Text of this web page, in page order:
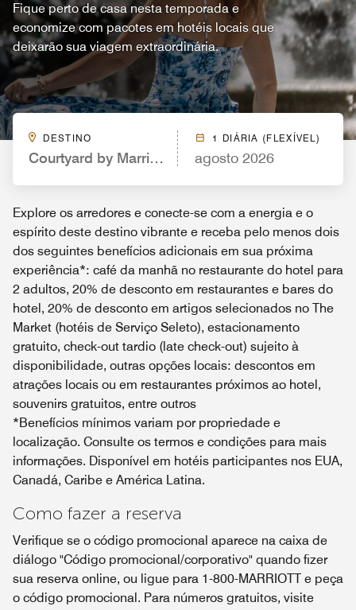
Fique perto de casa nesta temporada e
economize com pacotes em hotéis locais que
deixarão sua viagem extraordinária.
DESTINO
Courtyard by Marriott Ocala
1 DIÁRIA (FLEXÍVEL)
agosto 2026
Explore os arredores e conecte-se com a energia e o
espírito deste destino vibrante e receba pelo menos dois
dos seguintes benefícios adicionais em sua próxima
experiência*: café da manhã no restaurante do hotel para
2 adultos, 20% de desconto em restaurantes e bares do
hotel, 20% de desconto em artigos selecionados no The
Market (hotéis de Serviço Seleto), estacionamento
gratuito, check-out tardio (late check-out) sujeito à
disponibilidade, outras opções locais: descontos em
atrações locais ou em restaurantes próximos ao hotel,
souvenirs gratuitos, entre outros
*Benefícios mínimos variam por propriedade e
localização. Consulte os termos e condições para mais
informações. Disponível em hotéis participantes nos EUA,
Canadá, Caribe e América Latina.
Como fazer a reserva
Verifique se o código promocional aparece na caixa de
diálogo "Código promocional/corporativo" quando fizer
sua reserva online, ou ligue para 1-800-MARRIOTT e peça
o código promocional. Para números gratuitos, visite